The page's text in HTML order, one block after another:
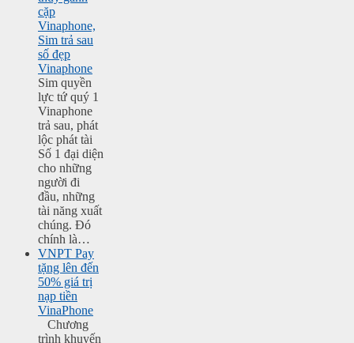
cặp
Vinaphone,
Sim trả sau
số đẹp
Vinaphone
Sim quyền
lực tứ quý 1
Vinaphone
trả sau, phát
lộc phát tài
Số 1 đại diện
cho những
người đi
đầu, những
tài năng xuất
chúng. Đó
chính là…
VNPT Pay
tặng lên đến
50% giá trị
nạp tiền
VinaPhone
Chương
trình khuyến